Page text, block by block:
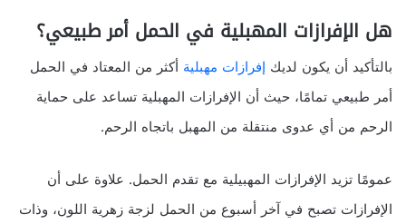
هل الإفرازات المهبلية في الحمل أمر طبيعي؟
بالتأكيد أن يكون لديك إفرازات مهبلية أكثر من المعتاد في الحمل
أمر طبيعي تمامًا، حيث أن الإفرازات المهبلية تساعد على حماية
الرحم من أي عدوى منتقلة من المهبل باتجاه الرحم.
عمومًا تزيد الإفرازات المهبيلية مع تقدم الحمل. علاوة على أن
الإفرازات تصبح في آخر أسبوع من الحمل لزجة زهرية اللون، وذات